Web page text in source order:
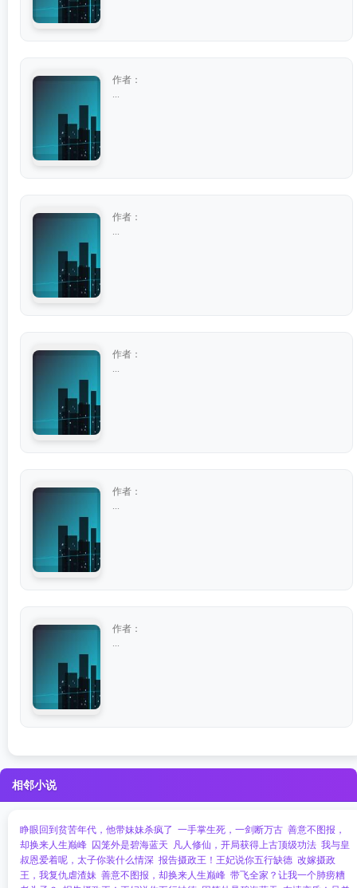
作者：
作者：
作者：
作者：
作者：
相邻小说
睁眼回到贫苦年代，他带妹妹杀疯了 一手掌生死，一剑断万古 善意不图报，
却换来人生巅峰 囚笼外是碧海蓝天 凡人修仙，开局获得上古顶级功法 我与皇
叔恩爱着呢，太子你装什么情深 报告摄政王！王妃说你五行缺德 改嫁摄政
王，我复仇虐渣妹 善意不图报，却换来人生巅峰 带飞全家？让我一个肺痨糟